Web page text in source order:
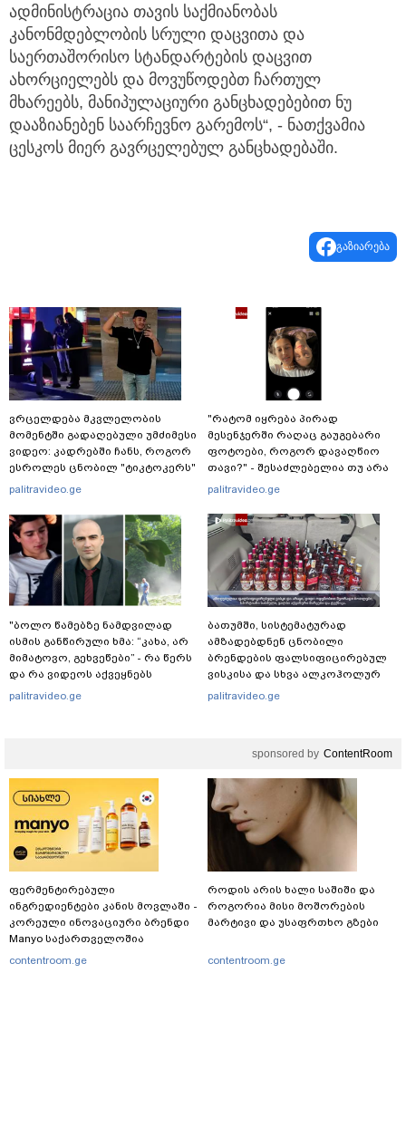
ადმინისტრაცია თავის საქმიანობას
კანონმდებლობის სრული დაცვითა და
საერთაშორისო სტანდარტების დაცვით
ახორციელებს და მოვუწოდებთ ჩართულ
მხარეებს, მანიპულაციური განცხადებებით ნუ
დააზიანებენ საარჩევნო გარემოს“, - ნათქვამია
ცესკოს მიერ გავრცელებულ განცხადებაში.
გაზიარება
ვრცელდება მკვლელობის
მომენტში გადაღებული უმძიმესი
ვიდეო: კადრებში ჩანს, როგორ
ესროლეს ცნობილ "ტიკტოკერს"
ლაივის დროს - რას ამბობს
palitravideo.ge
"ბოლო წამებზე ნამდვილად
ისმის განწირული ხმა: “კახა, არ
მიმატოვო, გეხვეწები” - რა წერს
და რა ვიდეოს აქვეყნებს
ადვოკატი, ტარიელ კაკაბაძე?
palitravideo.ge
"რატომ იყრება პირად
მესენჯერში რაღაც გაუგებარი
ფოტოები, როგორ დავაღწიო
თავი?" - შესაძლებელია თუ არა
ამ ფუნქციის წაშლა?
palitravideo.ge
ბათუმში, სისტემატურად
ამზადებდნენ ცნობილი
ბრენდების ფალსიფიცირებულ
ვისკისა და სხვა ალკოჰოლურ
სასმელებს - რა დეტალებს
palitravideo.ge
sponsored by ContentRoom
ფერმენტირებული
ინგრედიენტები კანის მოვლაში -
კორეული ინოვაციური ბრენდი
Manyo საქართველოშია
contentroom.ge
როდის არის ხალი საშიში და
როგორია მისი მოშორების
მარტივი და უსაფრთხო გზები
contentroom.ge